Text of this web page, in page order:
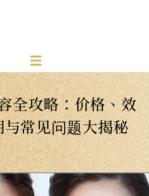
全攻略：价格、效
常见问题大揭秘